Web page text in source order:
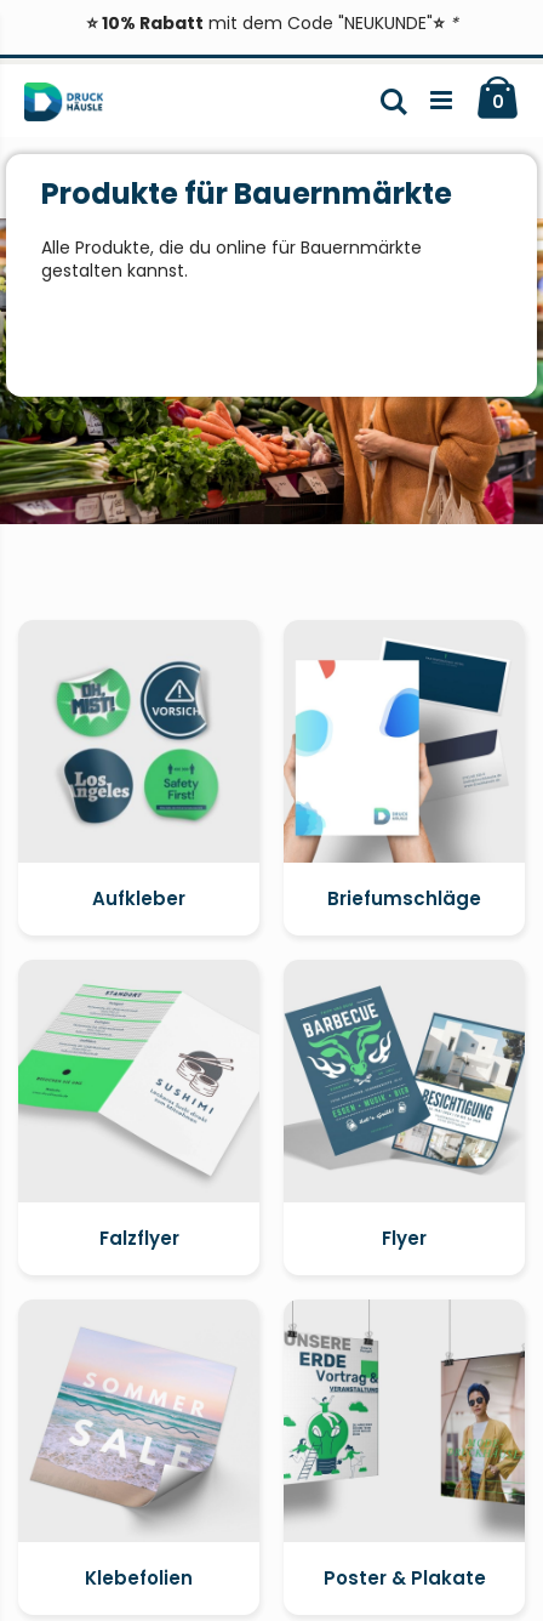
⭐ 10% Rabatt mit dem Code "NEUKUNDE"⭐ *
Inhalt
springen
0
Suche
Produkte für Bauernmärkte
Alle Produkte, die du online für Bauernmärkte
gestalten kannst.
Aufkleber Briefumschläge
Falzflyer Flyer
Klebefolien Poster & Plakate